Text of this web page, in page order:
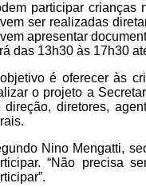
participar
ser realizadas
apresentar
das 13h30 às 17h30
é oferecer às
o projeto a
direção, diretores,
Nino Mengatti,
“Não precisa